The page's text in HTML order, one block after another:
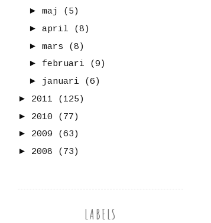
► maj
(5)
► april
(8)
► mars
(8)
► februari
(9)
► januari
(6)
► 2011
(125)
► 2010
(77)
► 2009
(63)
► 2008 (73)
LABELS